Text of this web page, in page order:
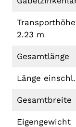
2.23 m
Gesamtlänge
Länge
Gesamtbreite
Eigengewicht